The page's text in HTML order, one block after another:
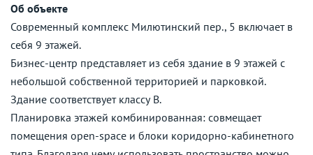
Об объекте
Современный комплекс Милютинский пер., 5 включает в
себя 9 этажей.
Бизнес-центр представляет из себя здание в 9 этажей с
небольшой собственной территорией и парковкой.
Здание соответствует классу В.
Планировка этажей комбинированная: совмещает
помещения open-space и блоки коридорно-кабинетного